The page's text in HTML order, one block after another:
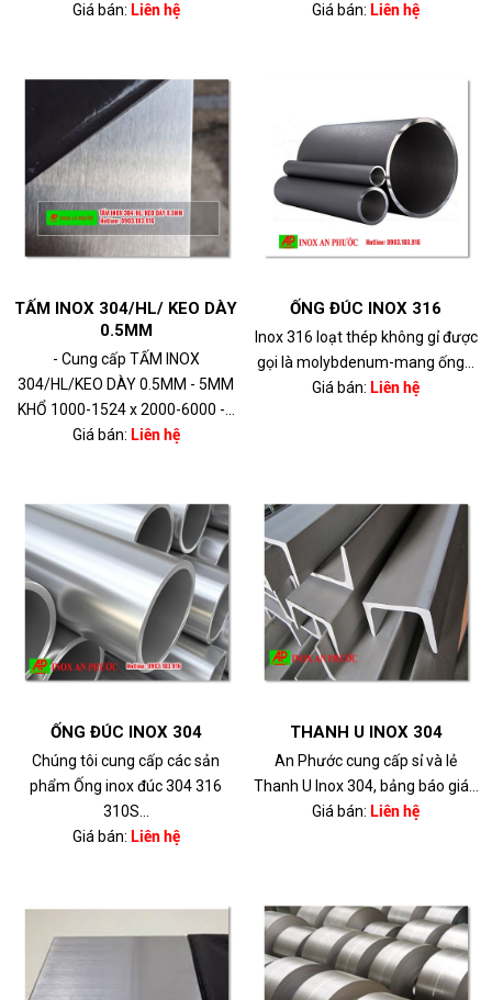
Giá bán: Liên hệ Giá bán: Liên hệ
TẤM INOX 304/HL/ KEO DÀY
0.5MM
- Cung cấp TẤM INOX
304/HL/KEO DÀY 0.5MM - 5MM
KHỔ 1000-1524 x 2000-6000 -...
Giá bán: Liên hệ
ỐNG ĐÚC INOX 316
Inox 316 loạt thép không gỉ được
gọi là molybdenum-mang ống...
Giá bán: Liên hệ
ỐNG ĐÚC INOX 304
Chúng tôi cung cấp các sản
phẩm Ống inox đúc 304 316
310S...
Giá bán: Liên hệ
THANH U INOX 304
An Phước cung cấp sỉ và lẻ
Thanh U Inox 304, bảng báo giá...
Giá bán: Liên hệ